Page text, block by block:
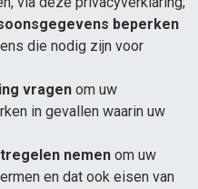
beperken
die nodig zijn voor
vragen om uw
in gevallen waarin uw
nemen om uw
en dat ook eisen van